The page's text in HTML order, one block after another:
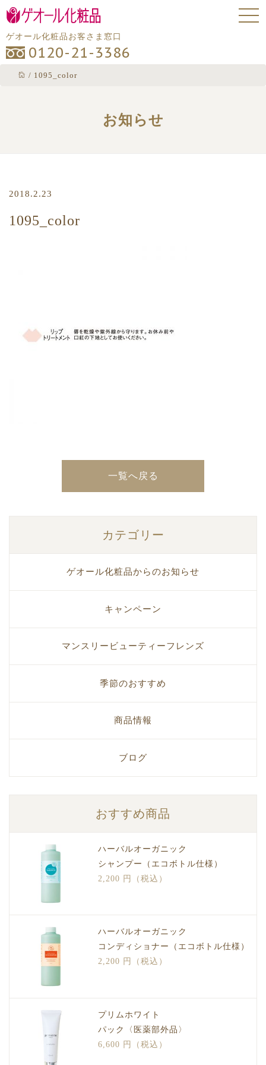
ゲオール化粧品お客さま窓口
0120-21-3386
/ 1095_color
お知らせ
2018.2.23
1095_color
一覧へ戻る
カテゴリー
ゲオール化粧品からのお知らせ
キャンペーン
マンスリービューティーフレンズ
季節のおすすめ
商品情報
ブログ
おすすめ商品
ハーバルオーガニック
シャンプー（エコボトル仕様）
2,200 円（税込）
ハーバルオーガニック
コンディショナー（エコボトル仕様）
2,200 円（税込）
プリムホワイト
パック〈医薬部外品〉
6,600 円（税込）